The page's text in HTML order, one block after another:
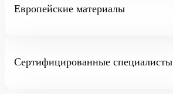
Европейские материалы
Сертифицированные специалисты